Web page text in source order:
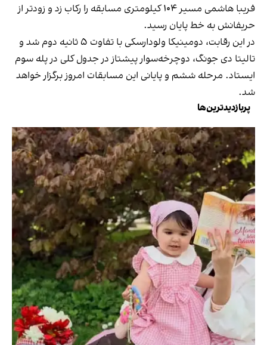
فریبا هاشمی مسیر ۱۰۴ کیلومتری مسابقه را رکاب زد و زودتر از
حریفانش به خط پایان رسید.
در این رقابت، دومینیکا ولودارسکی با تفاوت ۵ ثانیه دوم شد و
تالیتا دی جونگ، دوچرخه‌سوار پیشتاز در جدول کلی در پله سوم
ایستاد. مرحله ششم و پایانی این مسابقات امروز برگزار خواهد
شد.
پربازدیدترین‌ها